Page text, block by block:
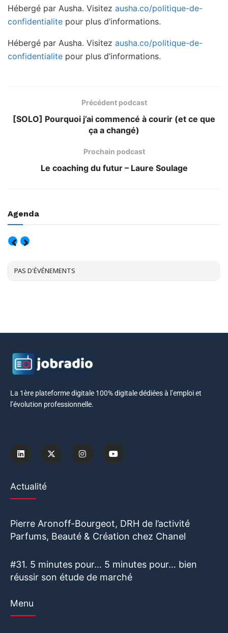
Hébergé par Ausha. Visitez ausha.co/politique-de-
confidentialite pour plus d’informations.
Hébergé par Ausha. Visitez ausha.co/politique-de-
confidentialite pour plus d’informations.
Précédent podcast
[SOLO] Pourquoi j’ai commencé à courir (et ce que
ça a changé)
Prochain podcast
Le coaching du futur – Laure Soulage
Agenda
PAS D'ÉVÉNEMENTS
La 1ère plateforme digitale 100% digitale dédiées à l’emploi et
l’évolution professionnelle.
Actualité
Pierre Aronoff-Bourgeot, DRH de l’activité
Parfums, Beauté & Création chez Chanel
#31. 5 minutes pour… 5 minutes pour… bien
réussir son étude de marché
Menu